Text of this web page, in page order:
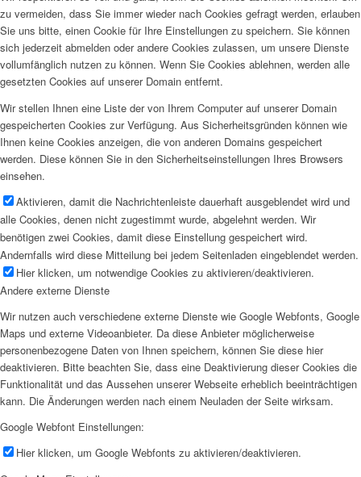
zu vermeiden, dass Sie immer wieder nach Cookies gefragt werden, erlauben
Sie uns bitte, einen Cookie für Ihre Einstellungen zu speichern. Sie können
sich jederzeit abmelden oder andere Cookies zulassen, um unsere Dienste
vollumfänglich nutzen zu können. Wenn Sie Cookies ablehnen, werden alle
gesetzten Cookies auf unserer Domain entfernt.
Wir stellen Ihnen eine Liste der von Ihrem Computer auf unserer Domain
gespeicherten Cookies zur Verfügung. Aus Sicherheitsgründen können wie
Ihnen keine Cookies anzeigen, die von anderen Domains gespeichert
werden. Diese können Sie in den Sicherheitseinstellungen Ihres Browsers
einsehen.
Aktivieren, damit die Nachrichtenleiste dauerhaft ausgeblendet wird und
alle Cookies, denen nicht zugestimmt wurde, abgelehnt werden. Wir
benötigen zwei Cookies, damit diese Einstellung gespeichert wird.
Andernfalls wird diese Mitteilung bei jedem Seitenladen eingeblendet werden.
Hier klicken, um notwendige Cookies zu aktivieren/deaktivieren.
Andere externe Dienste
Wir nutzen auch verschiedene externe Dienste wie Google Webfonts, Google
Maps und externe Videoanbieter. Da diese Anbieter möglicherweise
personenbezogene Daten von Ihnen speichern, können Sie diese hier
deaktivieren. Bitte beachten Sie, dass eine Deaktivierung dieser Cookies die
Funktionalität und das Aussehen unserer Webseite erheblich beeinträchtigen
kann. Die Änderungen werden nach einem Neuladen der Seite wirksam.
Google Webfont Einstellungen:
Hier klicken, um Google Webfonts zu aktivieren/deaktivieren.